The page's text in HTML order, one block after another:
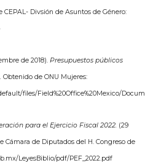
CEPAL- Divsión de Asuntos de Género:
de 2018). Presupuestos públicos
Obtenido de ONU Mujeres:
files/Field%20Office%20Mexico/
para el Ejercicio Fiscal 2022. (29
Cámara de Diputados del H. Congreso de
LeyesBiblio/pdf/PEF_2022.pdf